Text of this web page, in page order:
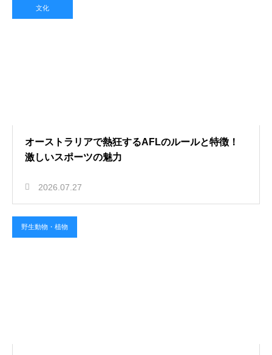
文化
オーストラリアで熱狂するAFLのルールと特徴！
激しいスポーツの魅力
2026.07.27
野生動物・植物